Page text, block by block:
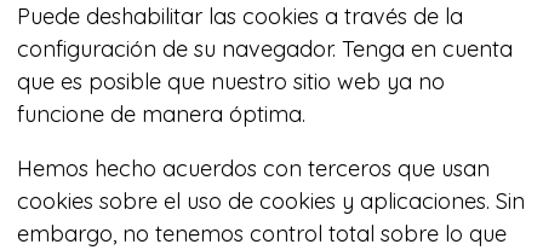
Puede deshabilitar las cookies a través de la
configuración de su navegador. Tenga en cuenta
que es posible que nuestro sitio web ya no
funcione de manera óptima.
Hemos hecho acuerdos con terceros que usan
cookies sobre el uso de cookies y aplicaciones. Sin
embargo, no tenemos control total sobre lo que